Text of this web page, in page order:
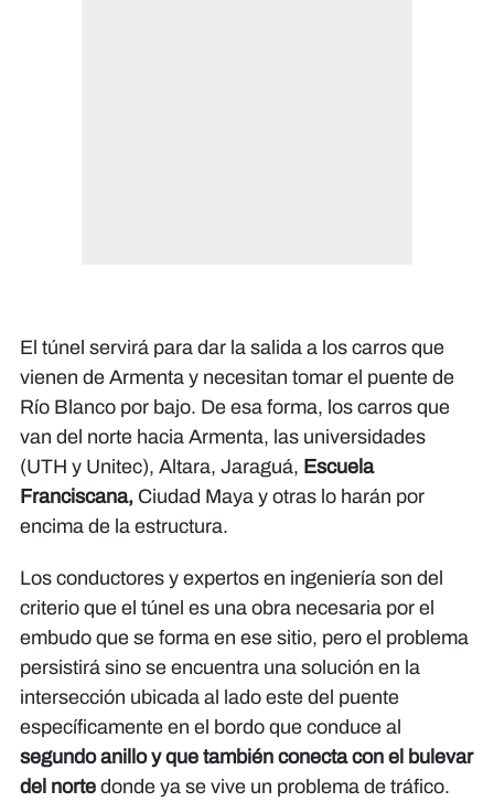
El túnel servirá para dar la salida a los carros que
vienen de Armenta y necesitan tomar el puente de
Río Blanco por bajo. De esa forma, los carros que
van del norte hacia Armenta, las universidades
(UTH y Unitec), Altara, Jaraguá, Escuela
Franciscana, Ciudad Maya y otras lo harán por
encima de la estructura.
Los conductores y expertos en ingeniería son del
criterio que el túnel es una obra necesaria por el
embudo que se forma en ese sitio, pero el problema
persistirá sino se encuentra una solución en la
intersección ubicada al lado este del puente
específicamente en el bordo que conduce al
segundo anillo y que también conecta con el bulevar
del norte donde ya se vive un problema de tráfico.